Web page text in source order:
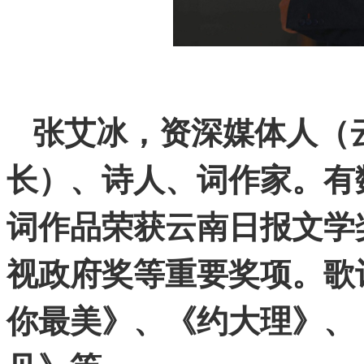
张艾冰，资深媒体人（
长）、诗人、词作家。
词作品荣获云南日报文
视政府奖等重要奖项。
你最美》、《约大理》